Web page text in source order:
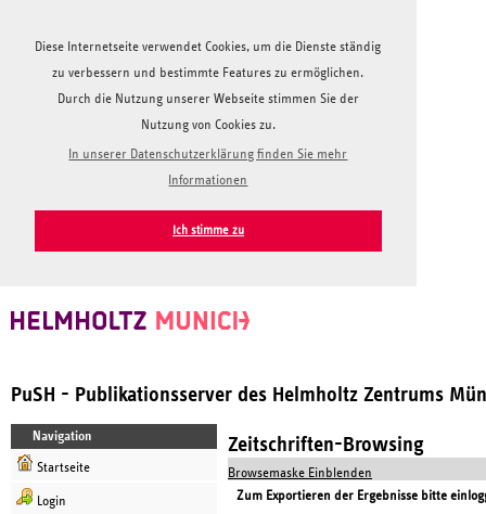
Diese Internetseite verwendet Cookies, um die Dienste ständig
zu verbessern und bestimmte Features zu ermöglichen.
Durch die Nutzung unserer Webseite stimmen Sie der
Nutzung von Cookies zu.
In unserer Datenschutzerklärung finden Sie mehr
Informationen
Ich stimme zu
PuSH - Publikationsserver des Helmholtz Zentrums
Navigation
Startseite
Login
Zeitschriften-Browsing
Browsemaske Einblenden
Zum Exportieren der Ergebnisse bitte